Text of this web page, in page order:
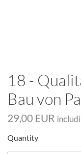
18 -
Bau von
29,00 EUR
Quantity